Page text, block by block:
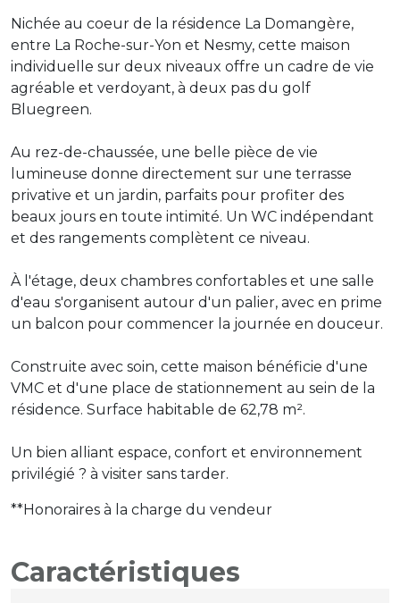
Nichée au coeur de la résidence La Domangère,
entre La Roche-sur-Yon et Nesmy, cette maison
individuelle sur deux niveaux offre un cadre de vie
agréable et verdoyant, à deux pas du golf
Bluegreen.
Au rez-de-chaussée, une belle pièce de vie
lumineuse donne directement sur une terrasse
privative et un jardin, parfaits pour profiter des
beaux jours en toute intimité. Un WC indépendant
et des rangements complètent ce niveau.
À l'étage, deux chambres confortables et une salle
d'eau s'organisent autour d'un palier, avec en prime
un balcon pour commencer la journée en douceur.
Construite avec soin, cette maison bénéficie d'une
VMC et d'une place de stationnement au sein de la
résidence. Surface habitable de 62,78 m².
Un bien alliant espace, confort et environnement
privilégié ? à visiter sans tarder.
**Honoraires à la charge du vendeur
Caractéristiques